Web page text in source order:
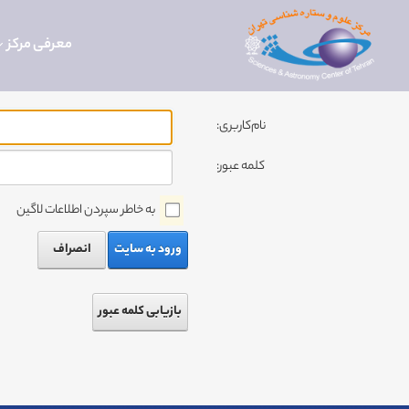
معرفی مرکز
نام‌کاربری:
کلمه عبور:
به خاطر سپردن اطلاعات لاگین
ورود به سایت
انصراف
بازیابی کلمه عبور